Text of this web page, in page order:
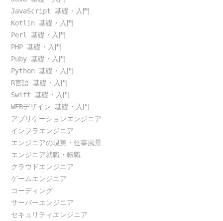
JavaScript 基礎・入門
Kotlin 基礎・入門
Perl 基礎・入門
PHP 基礎・入門
Puby 基礎・入門
Python 基礎・入門
R言語 基礎・入門
Swift 基礎・入門
WEBデザイン 基礎・入門
アプリケーションエンジニア
インフラエンジニア
エンジニアの現実・仕事風景
エンジニア就職・転職
クラウドエンジニア
ゲームエンジニア
コーディング
サーバーエンジニア
セキュリティエンジニア